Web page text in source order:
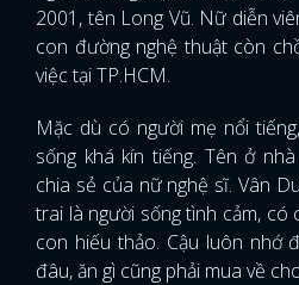
2001, tên Long Vũ. Nữ diễn
con đường nghệ thuật còn
việc tại TP.HCM.
Mặc dù có người mẹ nổi
sống khá kín tiếng. Tên ở
chia sẻ của nữ nghệ sĩ. Vân
trai là người sống tình cảm, có
con hiếu thảo. Cậu luôn nhớ
đâu, ăn gì cũng phải mua về